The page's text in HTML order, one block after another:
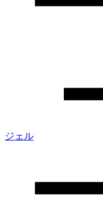
ジェル